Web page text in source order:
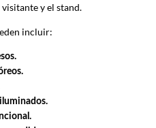
y el stand.
incluir: